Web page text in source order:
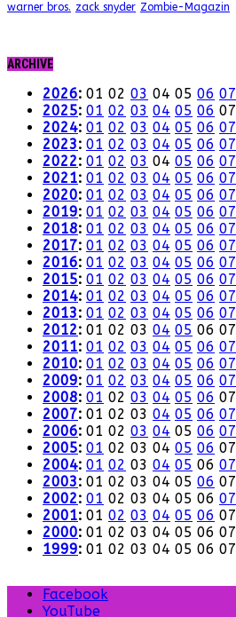
warner bros. zack snyder Zombie-Magazin
ARCHIVE
2026: 01 02 03 04 05 06 07
2025: 01 02 03 04 05 06 07
2024: 01 02 03 04 05 06 07
2023: 01 02 03 04 05 06 07
2022: 01 02 03 04 05 06 07
2021: 01 02 03 04 05 06 07
2020: 01 02 03 04 05 06 07
2019: 01 02 03 04 05 06 07
2018: 01 02 03 04 05 06 07
2017: 01 02 03 04 05 06 07
2016: 01 02 03 04 05 06 07
2015: 01 02 03 04 05 06 07
2014: 01 02 03 04 05 06 07
2013: 01 02 03 04 05 06 07
2012: 01 02 03 04 05 06 07
2011: 01 02 03 04 05 06 07
2010: 01 02 03 04 05 06 07
2009: 01 02 03 04 05 06 07
2008: 01 02 03 04 05 06 07
2007: 01 02 03 04 05 06 07
2006: 01 02 03 04 05 06 07
2005: 01 02 03 04 05 06 07
2004: 01 02 03 04 05 06 07
2003: 01 02 03 04 05 06 07
2002: 01 02 03 04 05 06 07
2001: 01 02 03 04 05 06 07
2000: 01 02 03 04 05 06 07
1999: 01 02 03 04 05 06 07
Facebook
YouTube